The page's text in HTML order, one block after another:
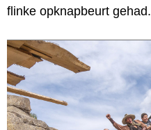
flinke opknapbeurt gehad.